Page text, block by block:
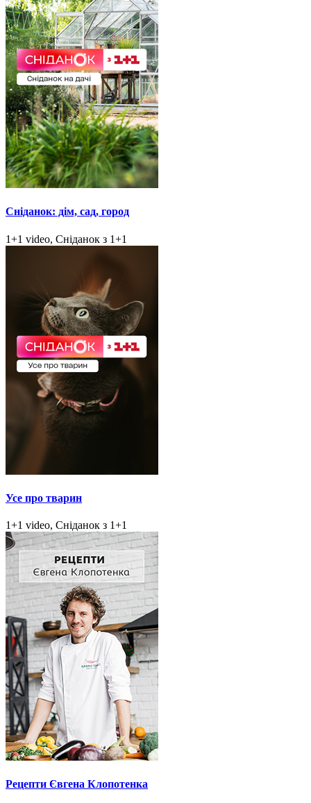
Сніданок: дім, сад, город
1+1 video, Сніданок з 1+1
Усе про тварин
1+1 video, Сніданок з 1+1
Рецепти Євгена Клопотенка